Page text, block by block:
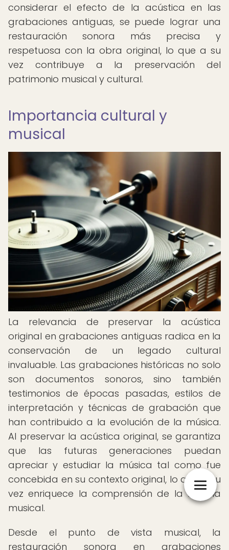
considerar el efecto de la acústica en las
grabaciones antiguas, se puede lograr una
restauración sonora más precisa y
respetuosa con la obra original, lo que a su
vez contribuye a la preservación del
patrimonio musical y cultural.
Importancia cultural y
musical
La relevancia de preservar la acústica
original en grabaciones antiguas radica en la
conservación de un legado cultural
invaluable. Las grabaciones históricas no solo
son documentos sonoros, sino también
testimonios de épocas pasadas, estilos de
interpretación y técnicas de grabación que
han contribuido a la evolución de la música.
Al preservar la acústica original, se garantiza
que las futuras generaciones puedan
apreciar y estudiar la música tal como fue
concebida en su contexto original, lo que a su
vez enriquece la comprensión de la historia
musical.
Desde el punto de vista musical, la
restauración sonora en grabaciones